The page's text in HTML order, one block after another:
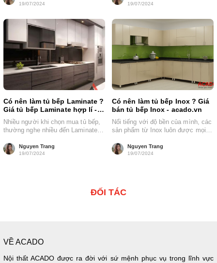
19/07/2024 19/07/2024
Có nên làm tủ bếp Laminate ?
Giá tủ bếp Laminate hợp lí -
acado.vn
Nhiều người khi chọn mua tủ bếp,
thường nghe nhiều đến Laminate.
Nguyen Trang
19/07/2024
Có nên làm tủ bếp Inox ? Giá
bán tủ bếp Inox - acado.vn
Nổi tiếng với độ bền của mình, các
sản phẩm từ Inox luôn được mọi
Nguyen Trang
19/07/2024
ĐỐI TÁC
VỀ ACADO
Nội thất ACADO được ra đời với sứ mệnh phục vụ trong lĩnh vực